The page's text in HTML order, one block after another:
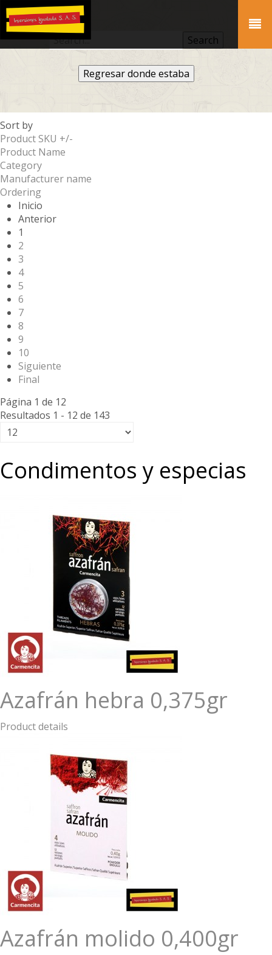
Regresar donde estaba
Sort by
Product SKU +/-
Product Name
Category
Manufacturer name
Ordering
Inicio
Anterior
1
2
3
4
5
6
7
8
9
10
Siguiente
Final
Página 1 de 12
Resultados 1 - 12 de 143
Condimentos y especias
Azafrán hebra 0,375gr
Product details
Azafrán molido 0,400gr